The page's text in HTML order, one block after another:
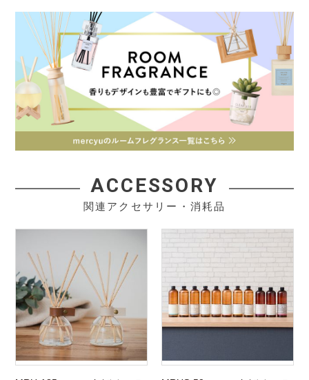
ACCESSORY
関連アクセサリー・消耗品